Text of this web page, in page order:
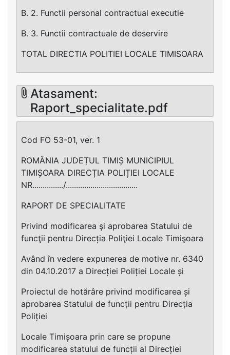
B. 2. Functii personal contractual executie
B. 3. Functii contractuale de deservire
TOTAL DIRECTIA POLITIEI LOCALE TIMISOARA
Atasament:
Raport_specialitate.pdf
Cod FO 53-01, ver. 1
ROMÂNIA JUDEȚUL TIMIȘ MUNICIPIUL
TIMIȘOARA DIRECȚIA POLIȚIEI LOCALE
NR.............../...................................
RAPORT DE SPECIALITATE
Privind modificarea şi aprobarea Statului de
funcţii pentru Direcția Poliţiei Locale Timişoara
Având în vedere expunerea de motive nr. 6340
din 04.10.2017 a Direcției Poliției Locale și
Proiectul de hotărâre privind modificarea și
aprobarea Statului de funcții pentru Direcția
Poliției
Locale Timișoara prin care se propune
modificarea statului de funcții al Direcției